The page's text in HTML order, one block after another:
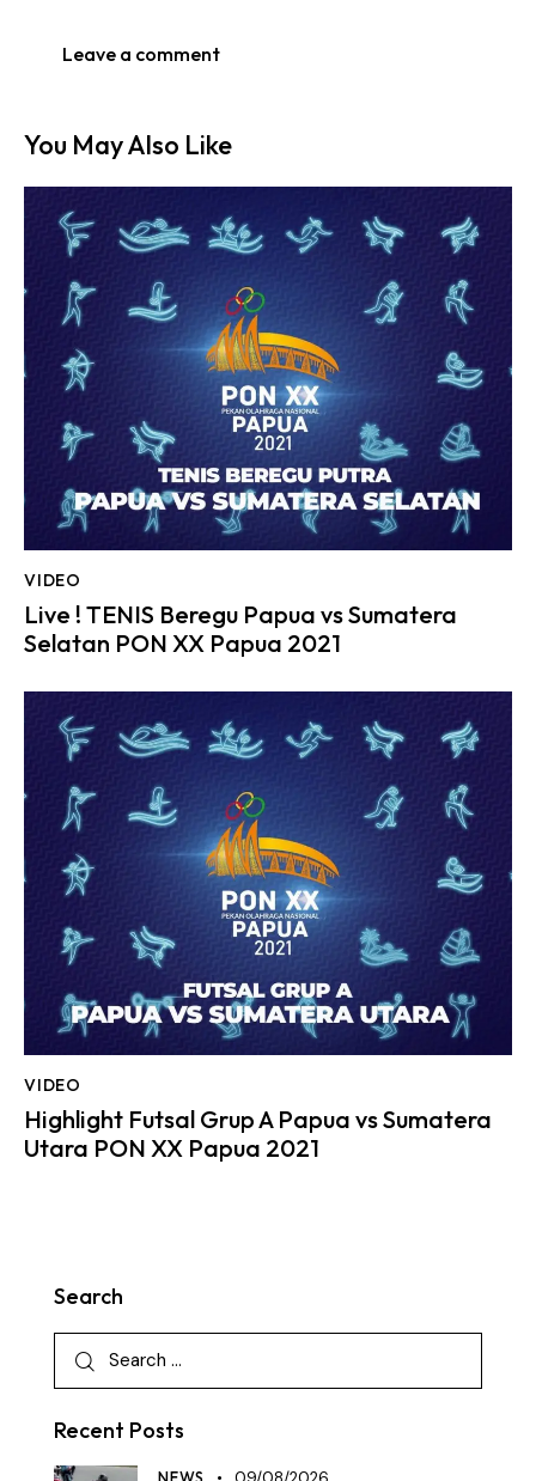
You May Also Like
VIDEO
Live ! TENIS Beregu Papua vs Sumatera
Selatan PON XX Papua 2021
VIDEO
Highlight Futsal Grup A Papua vs Sumatera
Utara PON XX Papua 2021
Search
Recent Posts